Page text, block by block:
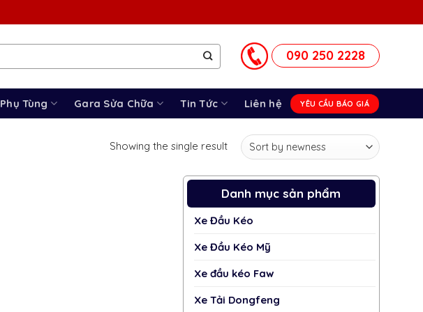
090 250 2228
Phụ Tùng Gara Sửa Chữa Tin Tức Liên hệ YÊU CẦU BÁO GIÁ
Showing the single result
Danh mục sản phẩm
Xe Đầu Kéo
Xe Đầu Kéo Mỹ
Xe đầu kéo Faw
Xe Tải Dongfeng